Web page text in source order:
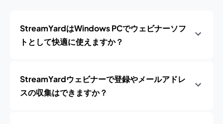
StreamYardはWindows PCでウェビナーソフ
トとして快適に使えますか？
StreamYardウェビナーで登録やメールアドレ
スの収集はできますか？